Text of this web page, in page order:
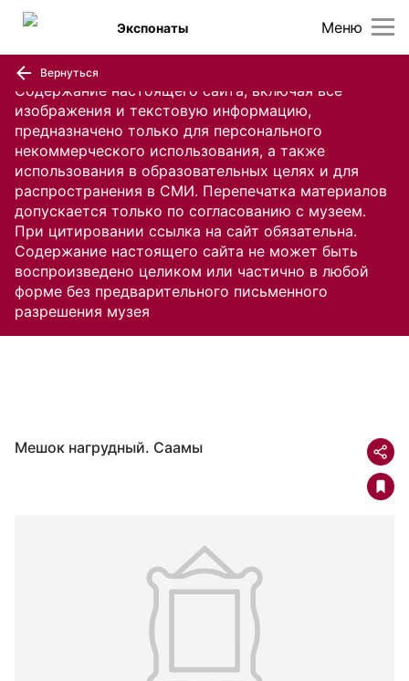
Содержание настоящего сайта, включая все
изображения и текстовую информацию,
предназначено только для персонального
некоммерческого использования, а также
использования в образовательных целях и для
распространения в СМИ. Перепечатка материалов
допускается только по согласованию с музеем.
При цитировании ссылка на сайт обязательна.
Содержание настоящего сайта не может быть
воспроизведено целиком или частично в любой
форме без предварительного письменного
разрешения музея
Меню
Экспонаты
Вернуться
Мешок нагрудный. Саамы